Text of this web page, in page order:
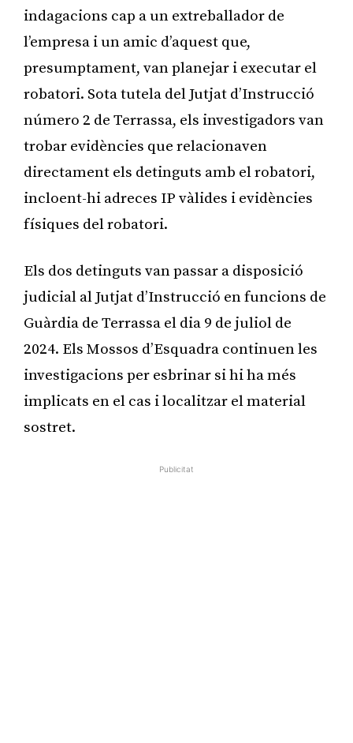
indagacions cap a un extreballador de
l’empresa i un amic d’aquest que,
presumptament, van planejar i executar el
robatori. Sota tutela del Jutjat d’Instrucció
número 2 de Terrassa, els investigadors van
trobar evidències que relacionaven
directament els detinguts amb el robatori,
incloent-hi adreces IP vàlides i evidències
físiques del robatori.
Els dos detinguts van passar a disposició
judicial al Jutjat d’Instrucció en funcions de
Guàrdia de Terrassa el dia 9 de juliol de
2024. Els Mossos d’Esquadra continuen les
investigacions per esbrinar si hi ha més
implicats en el cas i localitzar el material
sostret.
Publicitat